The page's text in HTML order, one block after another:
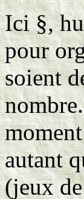
Ici §,
pour
soient
autant
(jeux